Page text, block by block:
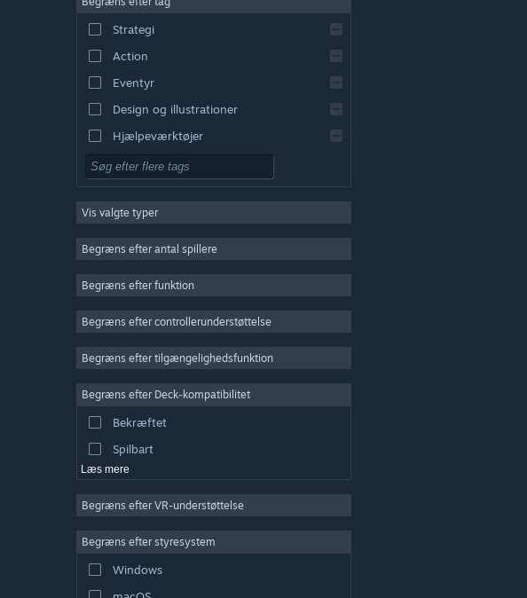
Strategi
Action
Eventyr
Design og illustrationer
Hjælpeværktøjer
Gratis at spille
Massiv multiplayer
Indie
Simulation
Videoproduktion
Billedredigering
Vis valgte typer
Begræns efter antal spillere
Begræns efter funktion
Begræns efter controllerunderstøttelse
Begræns efter tilgængelighedsfunktion
Begræns efter Deck-kompatibilitet
Bekræftet
Spilbart
Læs mere
Begræns efter VR-understøttelse
Begræns efter styresystem
Windows